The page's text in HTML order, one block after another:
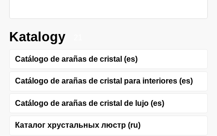
Katalogy
Catálogo de arañas de cristal (es)
Catálogo de arañas de cristal para interiores (es)
Catálogo de arañas de cristal de lujo (es)
Каталог хрустальных люстр (ru)